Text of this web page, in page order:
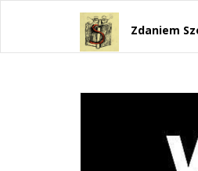
Zdaniem